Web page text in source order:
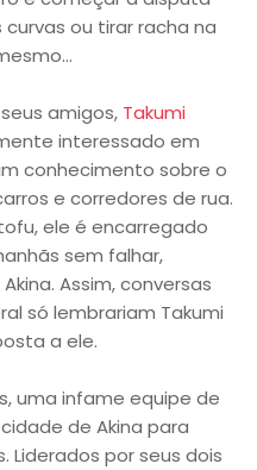
ou tirar racha na
amigos, Takumi
interessado em
conhecimento sobre o
e corredores de rua.
ele é encarregado
sem falhar,
Assim, conversas
só lembrariam Takumi
a ele.
uma infame equipe de
de Akina para
Liderados por seus dois